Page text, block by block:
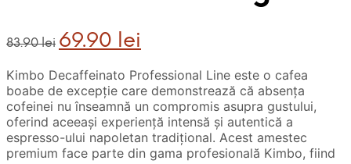
83.90lei
Prețul
inițial
fost:
83.90 lei.
69.90 leicurent
69.90 lei.
Kimbo Decaffeinato Professional Line este o cafea
boabe de excepție care demonstrează că absența
cofeinei nu înseamnă un compromis asupra gustului,
oferind aceeași experiență intensă și autentică a
espresso-ului napoletan tradițional. Acest amestec
premium face parte din gama profesională Kimbo, fiind